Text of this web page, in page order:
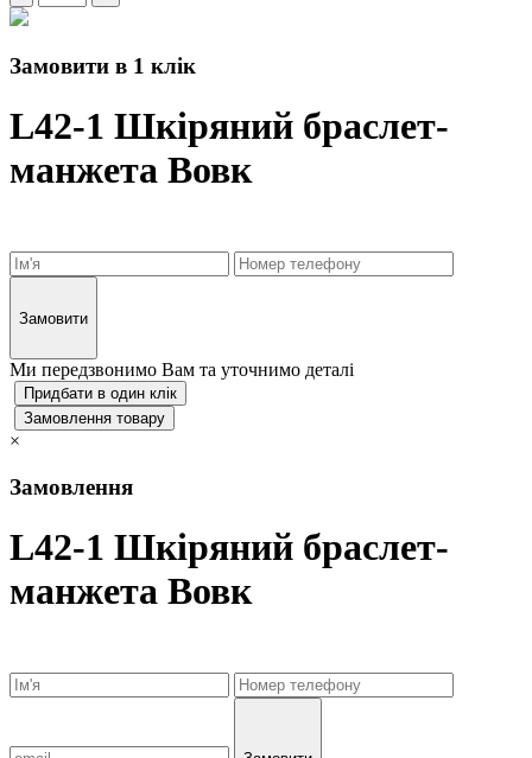
Замовити в 1 клік
L42-1 Шкіряний браслет-
манжета Вовк
Замовити
Ми передзвонимо Вам та уточнимо деталі
Придбати в один клік
Замовлення товару
×
Замовлення
L42-1 Шкіряний браслет-
манжета Вовк